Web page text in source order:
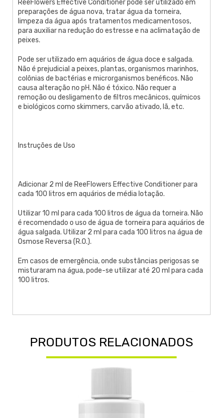
ReeFlowers Effective Conditioner pode ser utilizado em
preparações de água nova, tratar água da torneira,
limpeza da água após tratamentos medicamentosos,
para auxiliar na redução do estresse e na aclimatação de
peixes.
Pode ser utilizado em aquários de água doce e salgada.
Não é prejudicial a peixes, plantas, organismos marinhos,
colônias de bactérias e microrganismos benéficos. Não
causa alteração no pH. Não é tóxico. Não requer a
remoção ou desligamento de filtros mecânicos, químicos
e biológicos como skimmers, carvão ativado, lã, etc.
Instruções de Uso
Adicionar 2 ml de ReeFlowers Effective Conditioner para
cada 100 litros em aquários de média lotação.
Utilizar 10 ml para cada 100 litros de água da torneira. Não
é recomendado o uso de água de torneira para aquários de
água salgada. Utilizar 2 ml para cada 100 litros na água de
Osmose Reversa (R.O.).
Em casos de emergência, onde substâncias perigosas se
misturaram na água, pode-se utilizar até 20 ml para cada
100 litros.
PRODUTOS RELACIONADOS